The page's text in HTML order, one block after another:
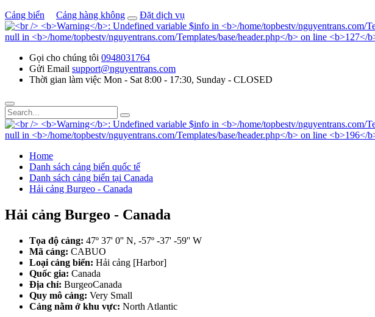
Cảng biển
Cảng hàng không Đặt dịch vụ
Gọi cho chúng tôi 0948031764
Gửi Email support@nguyentrans.com
Thời gian làm việc Mon - Sat 8:00 - 17:30, Sunday - CLOSED
Home
Danh sách cảng biển quốc tế
Danh sách cảng biển tại Canada
Hải cảng Burgeo - Canada
Hải cảng Burgeo - Canada
Tọa độ cảng: 47º 37' 0'' N, -57º -37' -59'' W
Mã cảng: CABUO
Loại cảng biển: Hải cảng [Harbor]
Quốc gia: Canada
Địa chỉ: BurgeoCanada
Quy mô cảng: Very Small
Cảng nằm ở khu vực: North Atlantic